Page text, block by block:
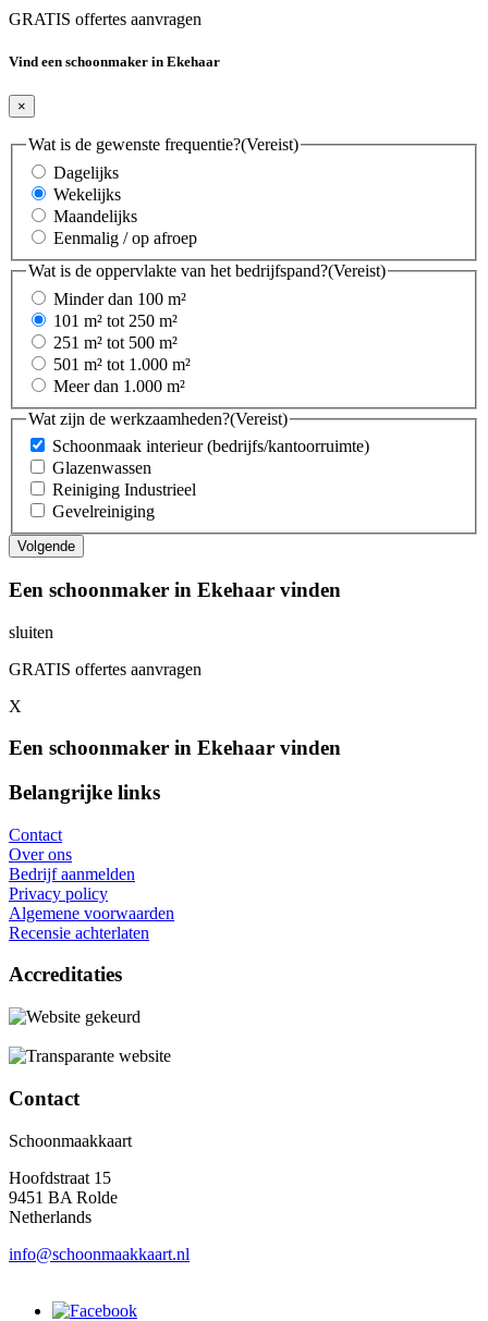
GRATIS offertes aanvragen
Vind een schoonmaker in Ekehaar
×
Wat is de gewenste frequentie?(Vereist)
Dagelijks
Wekelijks
Maandelijks
Eenmalig / op afroep
Wat is de oppervlakte van het bedrijfspand?(Vereist)
Minder dan 100 m²
101 m² tot 250 m²
251 m² tot 500 m²
501 m² tot 1.000 m²
Meer dan 1.000 m²
Wat zijn de werkzaamheden?(Vereist)
Schoonmaak interieur (bedrijfs/kantoorruimte)
Glazenwassen
Reiniging Industrieel
Gevelreiniging
Een schoonmaker in Ekehaar vinden
sluiten
GRATIS offertes aanvragen
X
Een schoonmaker in Ekehaar vinden
Belangrijke links
Contact
Over ons
Bedrijf aanmelden
Privacy policy
Algemene voorwaarden
Recensie achterlaten
Accreditaties
Contact
Schoonmaakkaart
Hoofdstraat 15
9451 BA Rolde
Netherlands
info@schoonmaakkaart.nl